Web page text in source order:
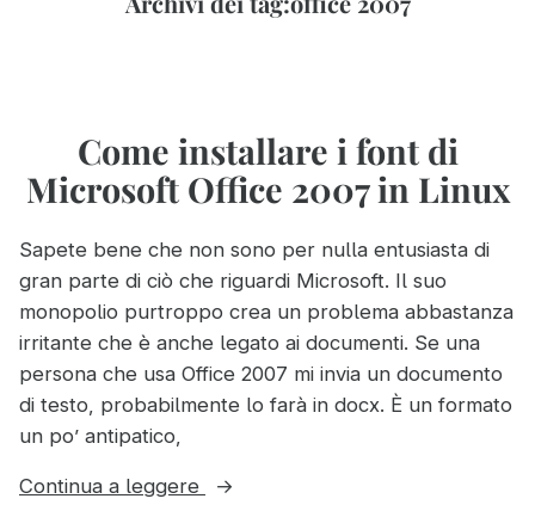
Come installare i font di
Microsoft Office 2007 in Linux
Sapete bene che non sono per nulla entusiasta di
gran parte di ciò che riguardi Microsoft. Il suo
monopolio purtroppo crea un problema abbastanza
irritante che è anche legato ai documenti. Se una
persona che usa Office 2007 mi invia un documento
di testo, probabilmente lo farà in docx. È un formato
un po’ antipatico,
Continua a leggere
“Come